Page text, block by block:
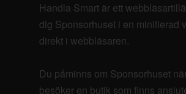
Handla Smart är ett
dig Sponsorhuset i en minifierad
direkt i webbläsaren.
Du påminns om Sponsorhuset
besöker en butik som finns